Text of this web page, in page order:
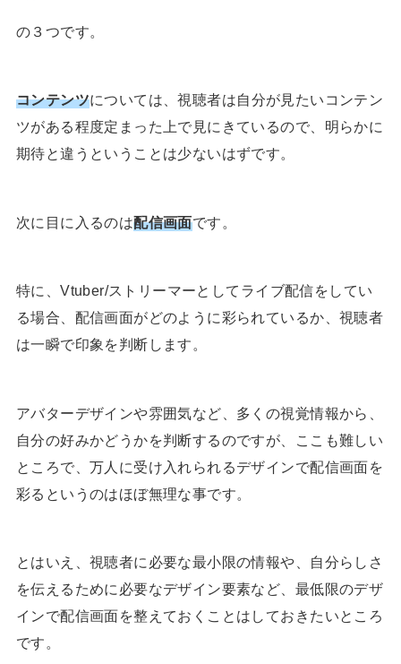
の３つです。
コンテンツについては、視聴者は自分が見たいコンテン
ツがある程度定まった上で見にきているので、明らかに
期待と違うということは少ないはずです。
次に目に入るのは配信画面です。
特に、Vtuber/ストリーマーとしてライブ配信をしてい
る場合、配信画面がどのように彩られているか、視聴者
は一瞬で印象を判断します。
アバターデザインや雰囲気など、多くの視覚情報から、
自分の好みかどうかを判断するのですが、ここも難しい
ところで、万人に受け入れられるデザインで配信画面を
彩るというのはほぼ無理な事です。
とはいえ、視聴者に必要な最小限の情報や、自分らしさ
を伝えるために必要なデザイン要素など、最低限のデザ
インで配信画面を整えておくことはしておきたいところ
です。